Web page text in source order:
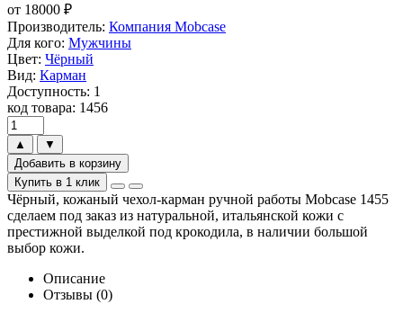
от 18000 ₽
Производитель: Компания Mobcase
Для кого: Мужчины
Цвет: Чёрный
Вид: Карман
Доступность: 1
код товара: 1456
▲
▼
Добавить в корзину
Купить в 1 клик
Чёрный, кожаный чехол-карман ручной работы Mobcase 1455
сделаем под заказ из натуральной, итальянской кожи с
престижной выделкой под крокодила, в наличии большой
выбор кожи.
Описание
Отзывы (0)